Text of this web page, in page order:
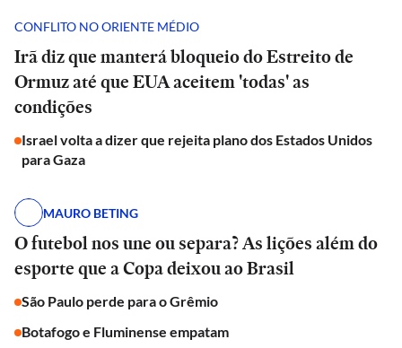
CONFLITO NO ORIENTE MÉDIO
Irã diz que manterá bloqueio do Estreito de
Ormuz até que EUA aceitem 'todas' as
condições
Israel volta a dizer que rejeita plano dos Estados Unidos
para Gaza
MAURO BETING
O futebol nos une ou separa? As lições além do
esporte que a Copa deixou ao Brasil
São Paulo perde para o Grêmio
Botafogo e Fluminense empatam